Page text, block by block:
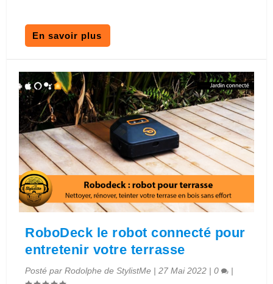
En savoir plus
RoboDeck le robot connecté pour
entretenir votre terrasse
Posté parRodolphe de StylistMe |27 Mai 2022 |0 |